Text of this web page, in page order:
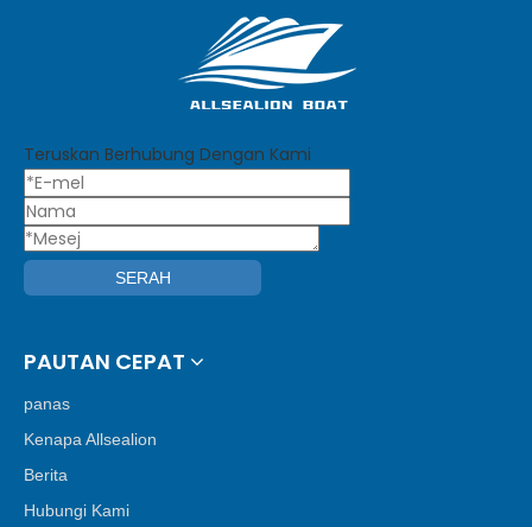
Teruskan Berhubung Dengan Kami
SERAH
PAUTAN CEPAT
panas
Kenapa Allsealion
Berita
Hubungi Kami